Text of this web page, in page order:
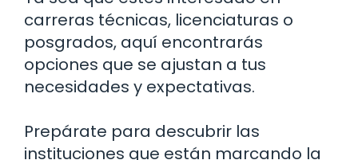
carreras técnicas, licenciaturas o
posgrados, aquí encontrarás
opciones que se ajustan a tus
necesidades y expectativas.
Prepárate para descubrir las
instituciones que están marcando la